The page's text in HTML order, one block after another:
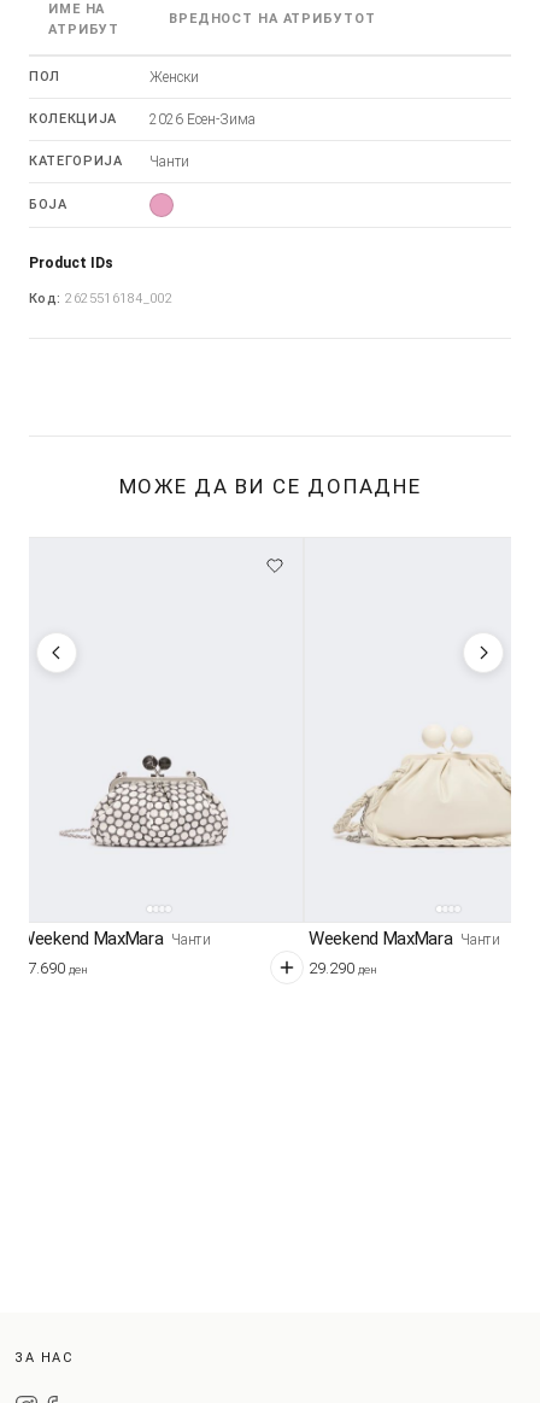
ИМЕ НА
АТРИБУТ
ВРЕДНОСТ НА АТРИБУТОТ
ПОЛ Женски
КОЛЕКЦИЈА 2026 Есен-Зима
КАТЕГОРИЈА Чанти
БОЈА
Product IDs
Код: 2625516184_002
МОЖЕ ДА ВИ СЕ ДОПАДНЕ
Weekend MaxMara Чанти
37.690 ден
Weekend MaxMara Чанти
29.290 ден
ЗА НАС